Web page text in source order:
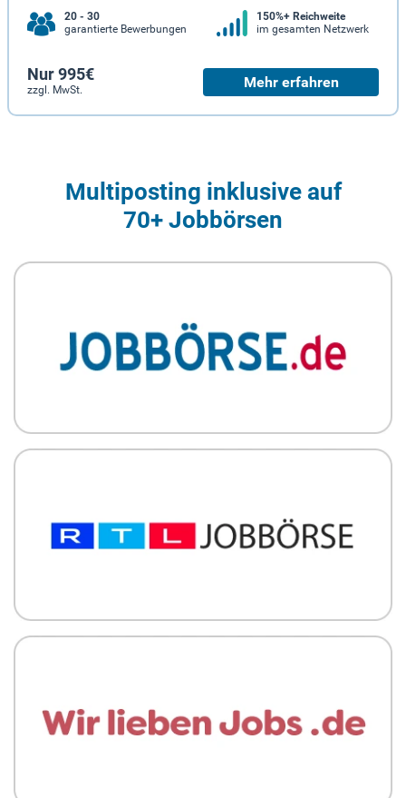
20 - 30
garantierte Bewerbungen
150%+ Reichweite
im gesamten Netzwerk
Nur 995€
zzgl. MwSt. Mehr erfahren
Multiposting inklusive auf
70+ Jobbörsen